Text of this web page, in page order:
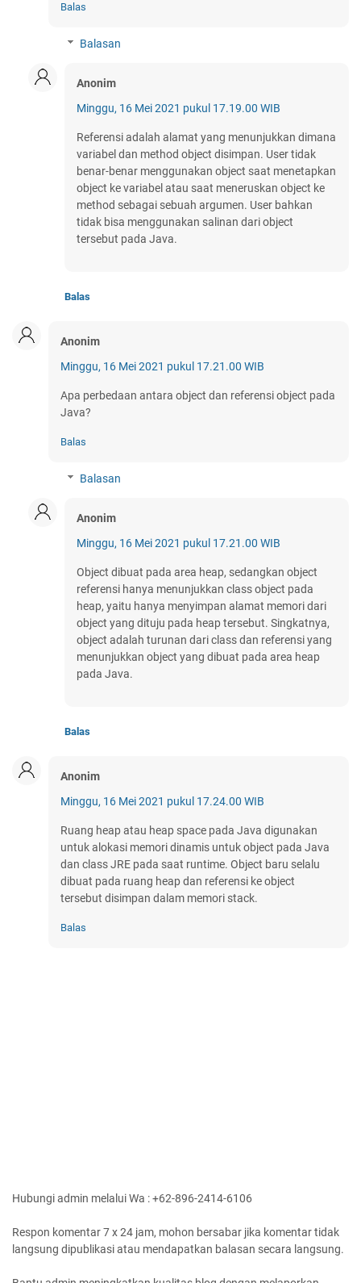
Balas
Balasan
Anonim
Minggu, 16 Mei 2021 pukul 17.19.00 WIB
Referensi adalah alamat yang menunjukkan dimana
variabel dan method object disimpan. User tidak
benar-benar menggunakan object saat menetapkan
object ke variabel atau saat meneruskan object ke
method sebagai sebuah argumen. User bahkan
tidak bisa menggunakan salinan dari object
tersebut pada Java.
Balas
Anonim
Minggu, 16 Mei 2021 pukul 17.21.00 WIB
Apa perbedaan antara object dan referensi object pada
Java?
Balas
Balasan
Anonim
Minggu, 16 Mei 2021 pukul 17.21.00 WIB
Object dibuat pada area heap, sedangkan object
referensi hanya menunjukkan class object pada
heap, yaitu hanya menyimpan alamat memori dari
object yang dituju pada heap tersebut. Singkatnya,
object adalah turunan dari class dan referensi yang
menunjukkan object yang dibuat pada area heap
pada Java.
Balas
Anonim
Minggu, 16 Mei 2021 pukul 17.24.00 WIB
Ruang heap atau heap space pada Java digunakan
untuk alokasi memori dinamis untuk object pada Java
dan class JRE pada saat runtime. Object baru selalu
dibuat pada ruang heap dan referensi ke object
tersebut disimpan dalam memori stack.
Balas
Hubungi admin melalui Wa : +62-896-2414-6106
Respon komentar 7 x 24 jam, mohon bersabar jika komentar tidak
langsung dipublikasi atau mendapatkan balasan secara langsung.